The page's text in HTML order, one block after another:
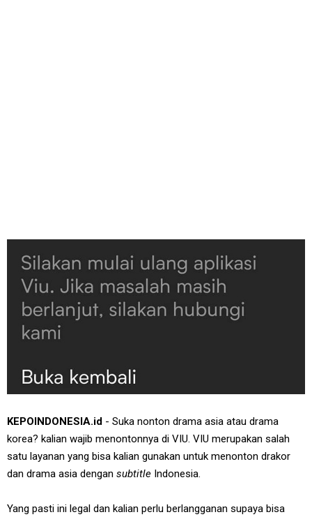
KEPOINDONESIA.id - Suka nonton drama asia atau drama
korea? kalian wajib menontonnya di VIU. VIU merupakan salah
satu layanan yang bisa kalian gunakan untuk menonton drakor
dan drama asia dengan subtitle Indonesia.
Yang pasti ini legal dan kalian perlu berlangganan supaya bisa